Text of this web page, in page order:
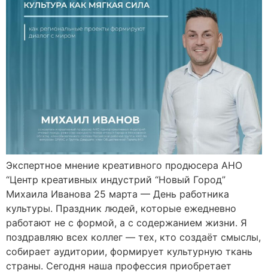
Экспертное мнение креативного продюсера АНО
“Центр креативных индустрий “Новый Город”
Михаила Иванова 25 марта — День работника
культуры. Праздник людей, которые ежедневно
работают не с формой, а с содержанием жизни. Я
поздравляю всех коллег — тех, кто создаёт смыслы,
собирает аудитории, формирует культурную ткань
страны. Сегодня наша профессия приобретает